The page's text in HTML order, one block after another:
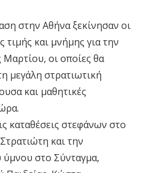
στην Αθήνα ξεκίνησαν οι
τιμής και μνήμης για την
Μαρτίου, οι οποίες θα
μεγάλη στρατιωτική
και μαθητικές
καταθέσεις στεφάνων στο
και την
στο Σύνταγμα,